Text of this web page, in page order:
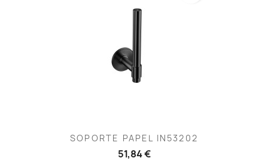
SOPORTE PAPEL IN53202
51,84 €